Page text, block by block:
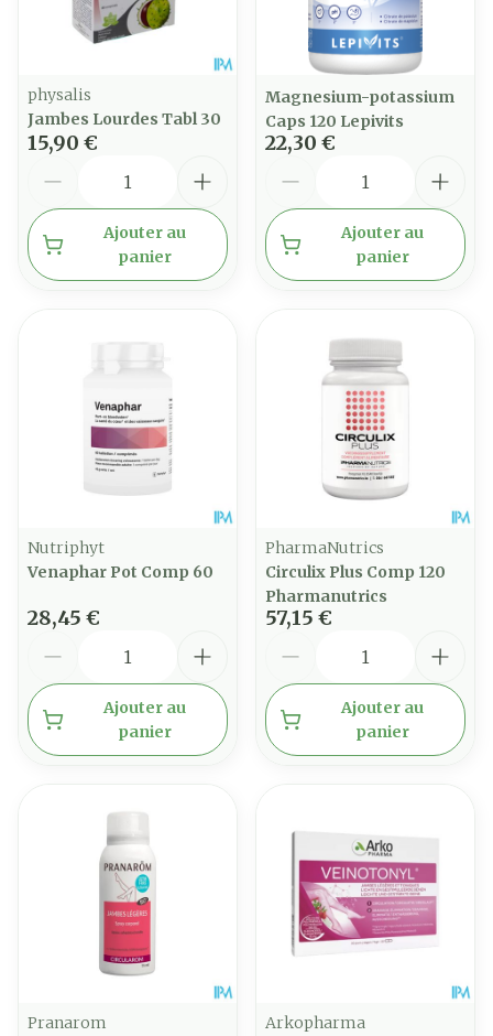
physalis
Jambes Lourdes Tabl 30
15,90 €
Ajouter au
panier
Magnesium-potassium
Caps 120 Lepivits
22,30 €
Ajouter au
panier
Nutriphyt
Venaphar Pot Comp 60
28,45 €
Ajouter au
panier
PharmaNutrics
Circulix Plus Comp 120
Pharmanutrics
57,15 €
Ajouter au
panier
Pranarom
Arkopharma